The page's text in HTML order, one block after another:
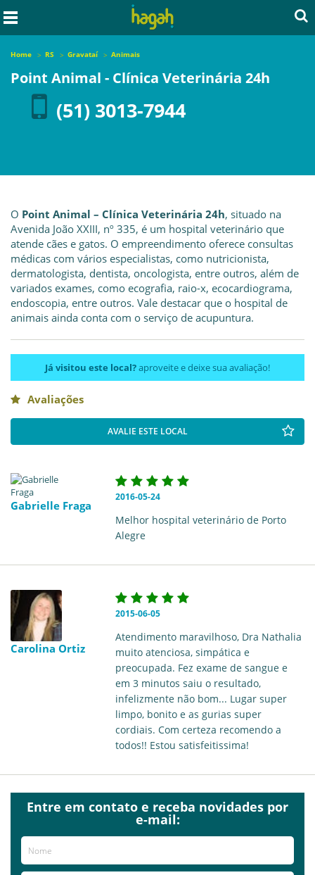
Home RS Gravataí Animais
Point Animal - Clínica Veterinária 24h
(51) 3013-7944
O Point Animal – Clínica Veterinária 24h, situado na
Avenida João XXIII, nº 335, é um hospital veterinário que
atende cães e gatos. O empreendimento oferece consultas
médicas com vários especialistas, como nutricionista,
dermatologista, dentista, oncologista, entre outros, além de
variados exames, como ecografia, raio-x, ecocardiograma,
endoscopia, entre outros. Vale destacar que o hospital de
animais ainda conta com o serviço de acupuntura.
Já visitou este local?aproveite e deixe sua avaliação!
Avaliações
AVALIE ESTE LOCAL
Gabrielle Fraga
2016-05-24
Melhor hospital veterinário de Porto
Alegre
Carolina Ortiz
2015-06-05
Atendimento maravilhoso, Dra Nathalia
muito atenciosa, simpática e
preocupada. Fez exame de sangue e
em 3 minutos saiu o resultado,
infelizmente não bom... Lugar super
limpo, bonito e as gurias super
cordiais. Com certeza recomendo a
todos!! Estou satisfeitissima!
Entre em contato e receba novidades por
e-mail: